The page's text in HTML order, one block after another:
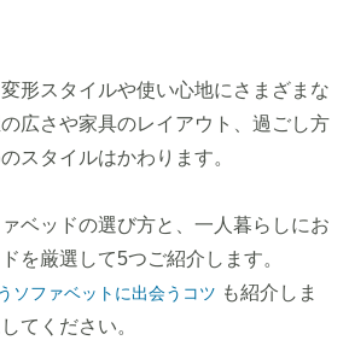
形スタイルや使い心地にさまざまな
広さや家具のレイアウト、過ごし方
スタイルはかわります。
ベッドの選び方と、一人暮らしにお
を厳選して5つご紹介します。
ソファベットに出会うコツ も紹介しま
てください。